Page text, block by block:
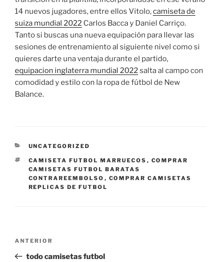
14 nuevos jugadores, entre ellos Vitolo,camiseta de
suiza mundial 2022 Carlos Bacca y Daniel Carriço.
Tanto si buscas una nueva equipación para llevar las
sesiones de entrenamiento al siguiente nivel como si
quieres darte una ventaja durante el partido,
equipacion inglaterra mundial 2022salta al campo con
comodidad y estilo con la ropa de fútbol de New
Balance.
CATEGORÍAS
UNCATEGORIZED
ETIQUETAS
CAMISETA FUTBOL MARRUECOS , COMPRAR
CAMISETAS FUTBOL BARATAS
CONTRAREEMBOLSO , COMPRAR CAMISETAS
REPLICAS DE FUTBOL
Entrada
anterior:
ANTERIOR
todo camisetas futbol